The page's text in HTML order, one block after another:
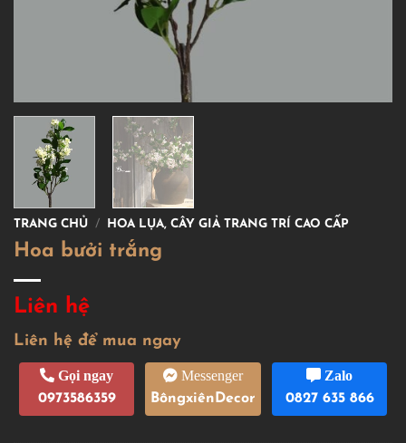
TRANG CHỦ / HOA LỤA, CÂY GIẢ TRANG TRÍ CAO CẤP
Hoa bưởi trắng
Liên hệ
Liên hệ để mua ngay
Gọi ngay
0973586359
Messenger
BôngxiênDecor
Zalo
0827 635 866